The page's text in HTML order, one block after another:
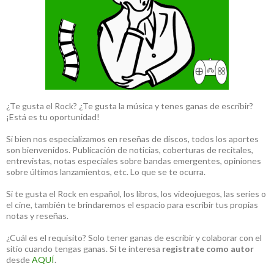
¿Te gusta el Rock? ¿Te gusta la música y tenes ganas de escribir?
¡Está es tu oportunidad!
Si bien nos especializamos en reseñas de discos, todos los aportes
son bienvenidos. Publicación de noticias, coberturas de recitales,
entrevistas, notas especiales sobre bandas emergentes, opiniones
sobre últimos lanzamientos, etc. Lo que se te ocurra.
Si te gusta el Rock en español, los libros, los videojuegos, las series o
el cine, también te brindaremos el espacio para escribir tus propias
notas y reseñas.
¿Cuál es el requisito? Solo tener ganas de escribir y colaborar con el
sitio cuando tengas ganas. Si te interesa registrate como autor
desdeAQUÍ.